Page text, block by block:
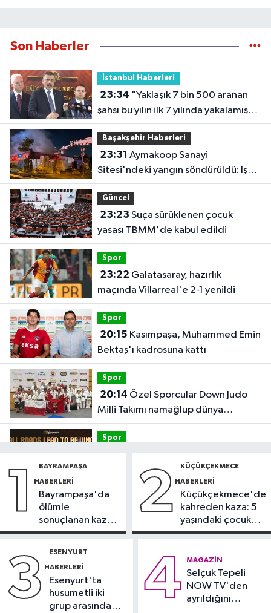
Son Haberler
İstanbul Haberleri
23:34
şahsı bu yılın ilk 7 yılında yakalamış
durumdayız"
Başakşehir Haberleri
23:31
Sitesi'ndeki yangın söndürüldü: İş
yeri kullanılamaz hale geldi
Güncel
23:23
yasası TBMM'de kabul edildi
Spor
23:22
maçında Villarreal'e 2-1 yenildi
Spor
20:15
Bektaş'ı kadrosuna kattı
Spor
20:14
Milli Takımı namağlup dünya
şampiyonu
Spor
2026’da yer alacak takımlar belli
Fatih Haberleri
çeşmeleri birer birer ayağa
Avrupa Şampiyonası'na Riva'da
hazırlanıyor
1 BAYRAMPAŞA
HABERLERI
Bayrampaşa'da
ölümle
sonuçlanan kaza:
Sürücü
2 KÜÇÜKÇEKMECE
HABERLERI
Küçükçekmece'de
kahreden kaza: 5
yaşındaki çocuk
yoğun bakımda
3 ESENYURT
HABERLERI
Esenyurt'ta
husumetli iki
grup arasında
4 MAGAZIN
Selçuk Tepeli
NOW TV'den
ayrıldığını